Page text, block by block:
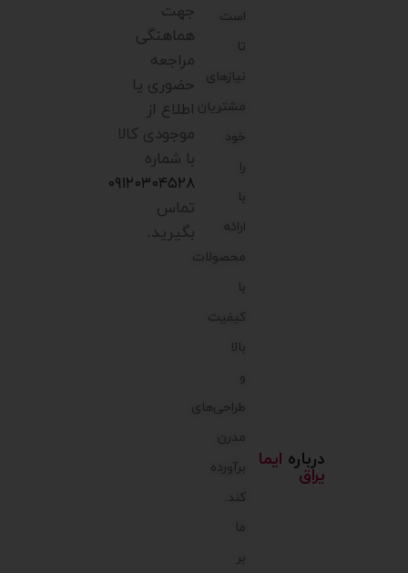
درباره ایما
یراق
است
تا
نیازهای
مشتریان
خود
را
با
ارائه
محصولات
با
کیفیت
بالا
و
طراحی‌های
مدرن
برآورده
کند.
ما
بر
جهت
هماهنگی
مراجعه
حضوری یا
اطلاع از
موجودی کالا
با شماره
۰۹۱۲۰۳۰۴۵۲۸
تماس
بگیرید.